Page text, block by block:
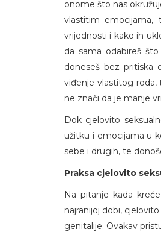
onome što nas
vlastitim emocijama,
vrijednosti i kako ih
da sama odabireš
doneseš bez pritiska
viđenje vlastitog roda,
ne znači da je manje
Dok cjelovito
užitku i emocijama u
sebe i drugih, te
Praksa cjelovito
Na pitanje kada
najranijoj dobi,
genitalije. Ovakav